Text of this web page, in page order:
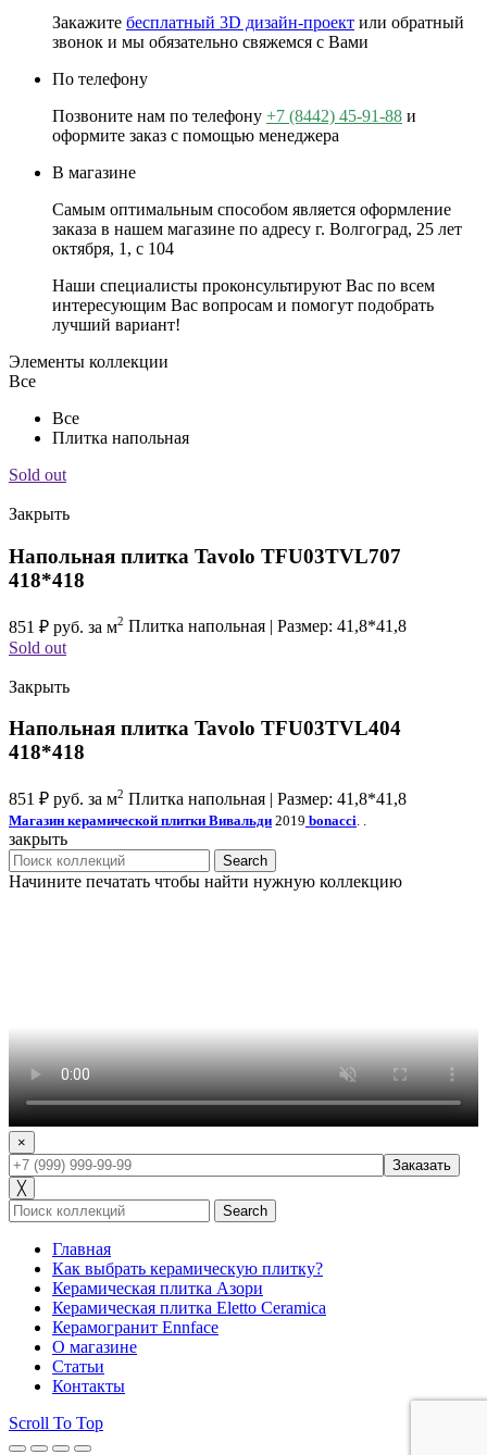
Закажите бесплатный 3D дизайн-проект или обратный
звонок и мы обязательно свяжемся с Вами
По телефону
Позвоните нам по телефону +7 (8442) 45-91-88 и
оформите заказ с помощью менеджера
В магазине
Самым оптимальным способом является оформление
заказа в нашем магазине по адресу г. Волгоград, 25 лет
октября, 1, с 104
Наши специалисты проконсультируют Вас по всем
интересующим Вас вопросам и помогут подобрать
лучший вариант!
Элементы коллекции
Все
Все
Плитка напольная
Sold out
Закрыть
Напольная плитка Tavolo TFU03TVL707
418*418
851 ₽ руб. за м2 Плитка напольная | Размер: 41,8*41,8
Sold out
Закрыть
Напольная плитка Tavolo TFU03TVL404
418*418
851 ₽ руб. за м2 Плитка напольная | Размер: 41,8*41,8
Магазин керамической плитки Вивальди 2019 bonacci. .
закрыть
Search
Начините печатать чтобы найти нужную коллекцию
×
╳
Search
Главная
Как выбрать керамическую плитку?
Керамическая плитка Азори
Керамическая плитка Eletto Ceramica
Керамогранит Ennface
О магазине
Статьи
Контакты
Scroll To Top